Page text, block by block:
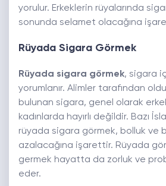
yorulur. Erkeklerin rüyalarında
sonunda selamet olacağına
Rüyada Sigara Görmek
Rüyada sigara görmek, sigara
yorumlanır. Alimler tarafından
bulunan sigara, genel olarak
kadınlarda hayırlı değildir. Bazı
rüyada sigara görmek, bolluk ve
azalacağına işarettir. Rüyada
germek hayatta da zorluk ve
eder.